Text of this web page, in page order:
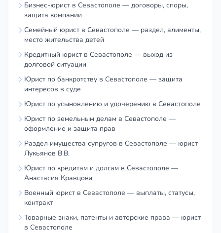
Бизнес-юрист в Севастополе — договоры, споры,
защита компании
Семейный юрист в Севастополе — раздел, алименты,
место жительства детей
Кредитный юрист в Севастополе — выход из
долговой ситуации
Юрист по банкротству в Севастополе — защита
интересов в суде
Юрист по усыновлению и удочерению в Севастополе
Юрист по земельным делам в Севастополе —
оформление и защита прав
Раздел имущества супругов в Севастополе — юрист
Лукьянов В.В.
Юрист по кредитам и долгам в Севастополе —
Анастасия Кравцова
Военный юрист в Севастополе — выплаты, статусы,
контракт
Товарные знаки, патенты и авторские права — юрист
в Севастополе